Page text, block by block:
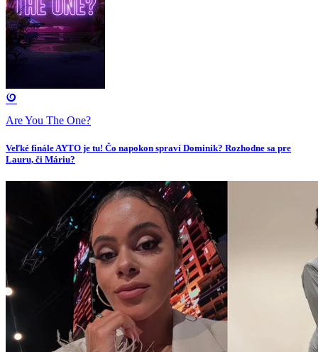
Are You The One?
Veľké finále AYTO je tu! Čo napokon spraví Dominik? Rozhodne sa pre
Lauru, či Máriu?